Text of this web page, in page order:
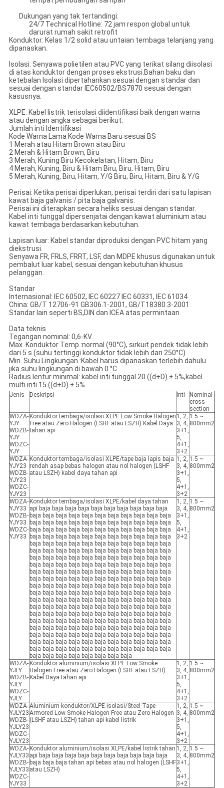
Dukungan yang tak tertandingi:
24/7 Technical Hotline: 72 jam respon global untuk
darurat rumah sakit retrofit
Konduktor: Kelas 1/2 solid atau untaian tembaga telanjang yang
dipanaskan.
Isolasi: Senyawa polietilen atau PVC yang terikat silang diisolasi
di atas konduktor dengan proses ekstrusi.Bahan baku dan
ketebalan Isolasi dipertahankan sesuai dengan standar dan
sesuai dengan standar IEC60502/BS7870 sesuai dengan
kasusnya.
XLPE: Kabel listrik terisolasi diidentifikasi baik dengan warna
atau dengan angka sebagai berikut:
Jumlah inti Identifikasi
Kode Warna Lama Kode Warna Baru sesuai BS
1 Merah atau Hitam Brown atau Biru
2 Merah & Hitam Brown, Biru
3 Merah, Kuning Biru Kecokelatan, Hitam, Biru
4 Merah, Kuning, Biru & Hitam Biru, Biru, Hitam, Biru
5 Merah, Kuning, Biru, Hitam, Y/G Biru, Biru, Hitam, Biru & Y/G
Perisai: Ketika perisai diperlukan, perisai terdiri dari satu lapisan
kawat baja galvanis / pita baja galvanis.
Perisai ini diterapkan secara heliks sesuai dengan standar.
Kabel inti tunggal dipersenjatai dengan kawat aluminium atau
kawat tembaga berdasarkan kebutuhan.
Lapisan luar: Kabel standar diproduksi dengan PVC hitam yang
diekstrusi.
Senyawa FR, FRLS, FRRT, LSF, dan MDPE khusus digunakan untuk
pembalut luar kabel, sesuai dengan kebutuhan khusus
pelanggan.
Standar
Internasional: IEC 60502, IEC 60227 IEC 60331, IEC 61034
China: GB/T 12706-91 GB306.1-2001, GB/T18380.3-2001
Standar lain seperti BS,DIN dan ICEA atas permintaan
Data teknis
Tegangan nominal: 0,6-KV
Max. Konduktor Temp.:normal (90°C), sirkuit pendek tidak lebih
dari 5 s (suhu tertinggi konduktor tidak lebih dari 250°C)
Min. Suhu Lingkungan.:Kabel harus dipanaskan terlebih dahulu
jika suhu lingkungan di bawah 0 °C
Radius lentur minimal: kabel inti tunggal 20 ((d+D) ± 5%,kabel
multi inti 15 ((d+D) ± 5%
Jenis Deskripsi Inti
Nominal
cross
section
WDZA-
YJY
WDZB-
YJY
WDZC-
YJY
Konduktor tembaga/isolasi XLPE Low Smoke Halogen
Free atau Zero Halogen (LSHF atau LSZH) Kabel Daya
tahan api
1, 2,
3, 4,
3+1,
5,
4+1,
3+2
1.5 ~
800mm2
WDZA-
YJY23
WDZB-
YJY23
WDZC-
YJY23
Konduktor tembaga/isolasi XLPE/tape baja lapis baja
rendah asap bebas halogen atau nol halogen (LSHF
atau LSZH) kabel daya tahan api
1, 2,
3, 4,
3+1,
5,
4+1,
3+2
1.5 ~
800mm2
WDZA-
YJY33
WDZB-
YJY33
WDZC-
YJY33
Konduktor tembaga/isolasi XLPE/kabel daya tahan
api baja baja baja baja baja baja baja baja baja baja
baja baja baja baja baja baja baja baja baja baja baja
baja baja baja baja baja baja baja baja baja baja baja
baja baja baja baja baja baja baja baja baja baja baja
baja baja baja baja baja baja baja baja baja baja baja
baja baja baja baja baja baja baja baja baja baja baja
baja baja baja baja baja baja baja baja baja baja baja
baja baja baja baja baja baja baja baja baja baja baja
baja baja baja baja baja baja baja baja baja baja baja
baja baja baja baja baja baja baja baja baja baja baja
baja baja baja baja baja baja baja baja baja baja baja
baja baja baja baja baja baja baja baja baja baja baja
baja baja baja baja baja baja baja baja baja baja baja
baja baja baja baja baja baja baja baja baja baja baja
baja baja baja baja baja baja baja baja baja baja baja
baja baja baja baja baja baja baja baja baja baja baja
baja baja baja baja baja baja baja baja baja baja baja
baja baja baja baja baja baja baja baja baja baja baja
baja baja baja baja baja baja baja baja baja baja baja
baja baja baja baja baja baja baja baja baja baja baja
baja baja baja baja baja baja baja baja baja baja baja
baja baja baja baja baja baja baja baja
1, 2,
3, 4,
3+1,
5,
4+1,
3+2
1.5 ~
800mm2
WDZA-
YJLY
WDZB-
YJLY
WDZC-
YJLY
Konduktor aluminium/isolasi XLPE Low Smoke
Halogen Free atau Zero Halogen (LSHF atau LSZH)
Kabel Daya tahan api
1, 2,
3, 4,
3+1,
5,
4+1,
3+2
1.5 ~
800mm2
WDZA-
YJLY23
WDZB-
YJLY23
WDZC-
YJLY23
Aluminium konduktor/XLPE isolasi/Steel Tape
Armored Low Smoke Halogen Free atau Zero Halogen
(LSHF atau LSZH) tahan api kabel listrik
1, 2,
3, 4,
3+1,
5,
4+1,
3+2
1.5 ~
800mm2
WDZA-
YJLY33
WDZB-
YJLY33
WDZC-
YJY33
Konduktor aluminium/isolasi XLPE/kabel listrik tahan
api baja baja baja baja baja baja baja baja baja baja
baja baja baja tahan api bebas atau nol halogen (LSHF
atau LSZH)
1, 2,
3, 4,
3+1,
5,
4+1,
3+2
1.5 ~
800mm2